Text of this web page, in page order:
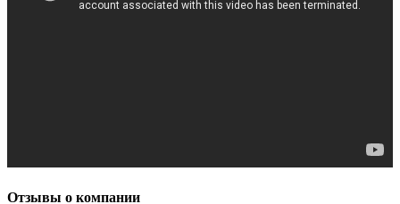
Отзывы о компании